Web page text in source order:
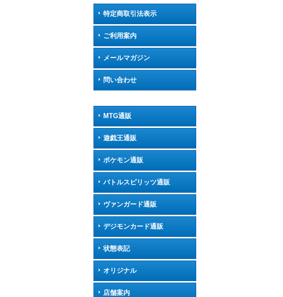
特定商取引法表示
ご利用案内
メールマガジン
問い合わせ
MTG通販
遊戯王通販
ポケモン通販
バトルスピリッツ通販
ヴァンガード通販
デジモンカード通販
状態表記
オリジナル
店舗案内